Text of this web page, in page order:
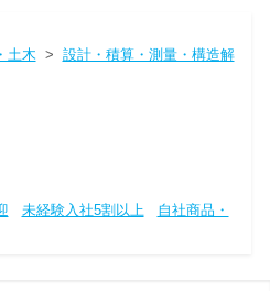
土木 > 設計・積算・測量・構造解
未経験入社5割以上
自社商品・